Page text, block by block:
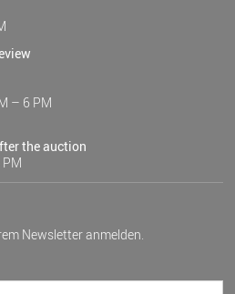
– 6 PM
the auction
Newsletter anmelden.